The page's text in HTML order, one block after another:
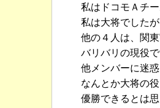
私はドコモＡチ
私は大将でした
他の４人は、関
バリバリの現役で
他メンバーに迷
なんとか大将の
優勝できるとは